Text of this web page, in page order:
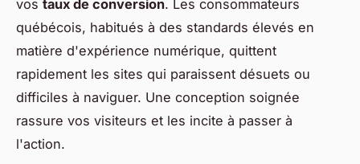
vos taux de conversion. Les consommateurs
québécois, habitués à des standards élevés en
matière d'expérience numérique, quittent
rapidement les sites qui paraissent désuets ou
difficiles à naviguer. Une conception soignée
rassure vos visiteurs et les incite à passer à
l'action.